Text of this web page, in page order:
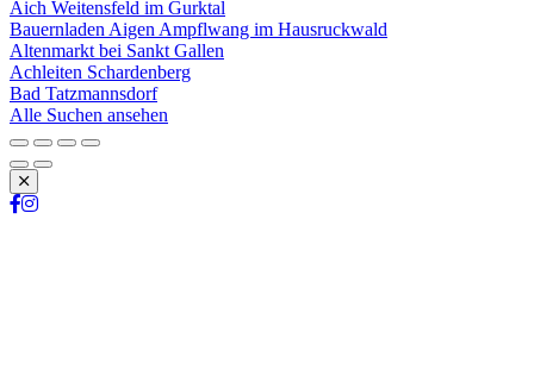
Aich Weitensfeld im Gurktal
Bauernladen Aigen Ampflwang im Hausruckwald
Altenmarkt bei Sankt Gallen
Achleiten Schardenberg
Bad Tatzmannsdorf
Alle Suchen ansehen
Schließen